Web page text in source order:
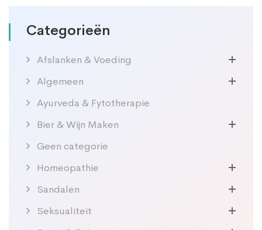
Categorieën
Afslanken & Voeding
Algemeen
Ayurveda & Fytotherapie
Bier & Wijn Maken
Geen categorie
Homeopathie
Sandalen
Seksualiteit